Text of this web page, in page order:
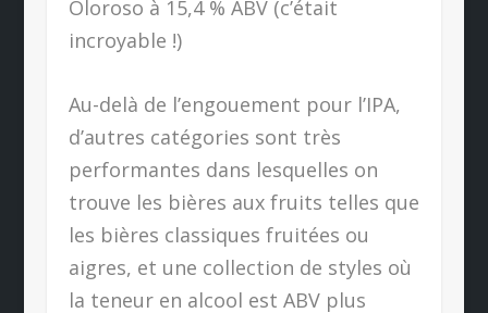
Oloroso à 15,4 % ABV (c’était
incroyable !)
Au-delà de l’engouement pour l’IPA,
d’autres catégories sont très
performantes dans lesquelles on
trouve les bières aux fruits telles que
les bières classiques fruitées ou
aigres, et une collection de styles où
la teneur en alcool est ABV plus